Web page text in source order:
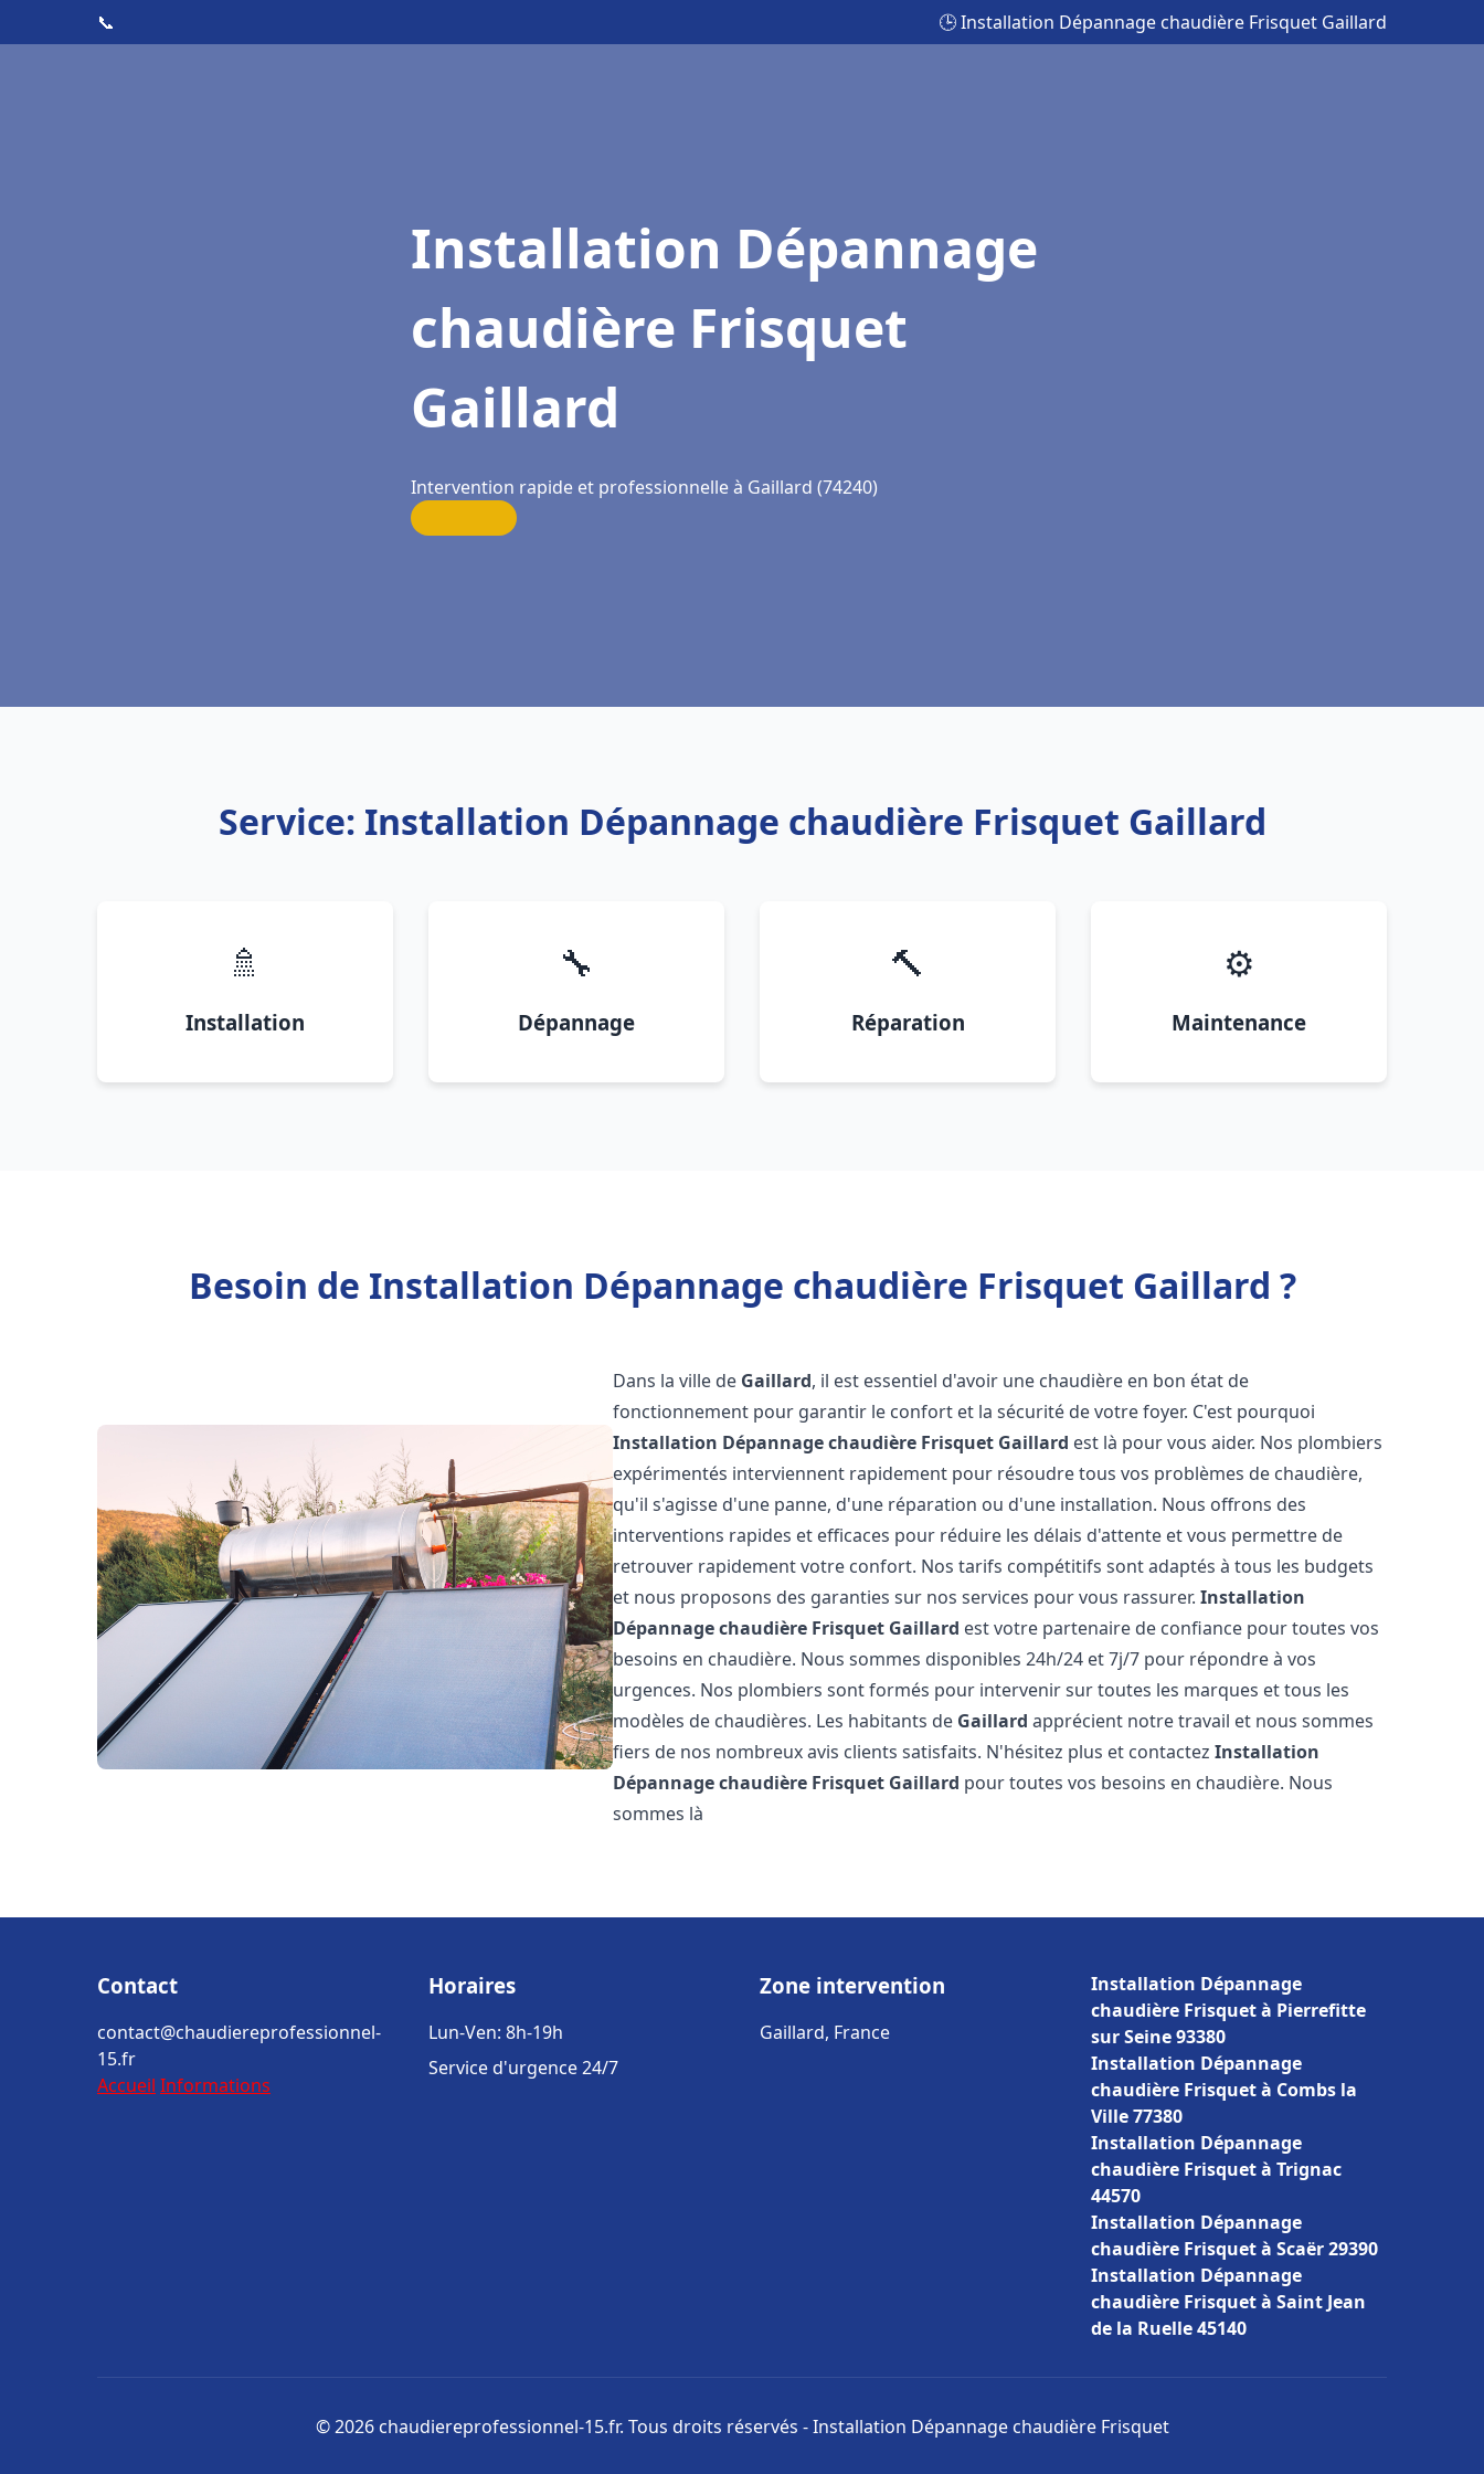
📞 🕒 Installation Dépannage chaudière Frisquet Gaillard
Installation Dépannage
chaudière Frisquet
Gaillard
Intervention rapide et professionnelle à Gaillard (74240)
Service: Installation Dépannage chaudière Frisquet Gaillard
🚿
Installation
🔧
Dépannage
🔨
Réparation
⚙️
Maintenance
Besoin de Installation Dépannage chaudière Frisquet Gaillard ?
Dans la ville de Gaillard, il est essentiel d'avoir une chaudière en bon état de
fonctionnement pour garantir le confort et la sécurité de votre foyer. C'est pourquoi
Installation Dépannage chaudière Frisquet Gaillard est là pour vous aider. Nos plombiers
expérimentés interviennent rapidement pour résoudre tous vos problèmes de chaudière,
qu'il s'agisse d'une panne, d'une réparation ou d'une installation. Nous offrons des
interventions rapides et efficaces pour réduire les délais d'attente et vous permettre de
retrouver rapidement votre confort. Nos tarifs compétitifs sont adaptés à tous les budgets
et nous proposons des garanties sur nos services pour vous rassurer.Installation
Dépannage chaudière Frisquet Gaillard est votre partenaire de confiance pour toutes vos
besoins en chaudière. Nous sommes disponibles 24h/24 et 7j/7 pour répondre à vos
urgences. Nos plombiers sont formés pour intervenir sur toutes les marques et tous les
modèles de chaudières. Les habitants de Gaillard apprécient notre travail et nous sommes
fiers de nos nombreux avis clients satisfaits. N'hésitez plus et contactezInstallation
Dépannage chaudière Frisquet Gaillard pour toutes vos besoins en chaudière. Nous
sommes là
Contact
contact@chaudiereprofessionnel-
15.fr
Accueil Informations
Horaires
Lun-Ven: 8h-19h
Service d'urgence 24/7
Zone intervention
Gaillard, France
Installation Dépannage
chaudière Frisquet à Pierrefitte
sur Seine 93380
Installation Dépannage
chaudière Frisquet à Combs la
Ville 77380
Installation Dépannage
chaudière Frisquet à Trignac
44570
Installation Dépannage
chaudière Frisquet à Scaër 29390
Installation Dépannage
chaudière Frisquet à Saint Jean
de la Ruelle 45140
© 2026 chaudiereprofessionnel-15.fr. Tous droits réservés - Installation Dépannage chaudière Frisquet